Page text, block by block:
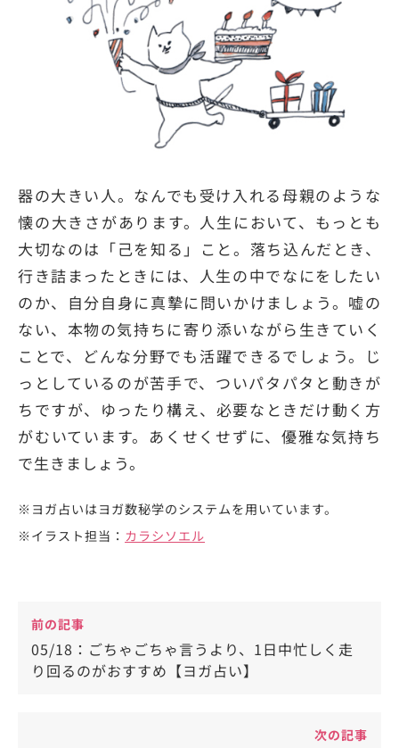
器の大きい人。なんでも受け入れる母親のような
懐の大きさがあります。人生において、もっとも
大切なのは「己を知る」こと。落ち込んだとき、
行き詰まったときには、人生の中でなにをしたい
のか、自分自身に真摯に問いかけましょう。嘘の
ない、本物の気持ちに寄り添いながら生きていく
ことで、どんな分野でも活躍できるでしょう。じ
っとしているのが苦手で、ついパタパタと動きが
ちですが、ゆったり構え、必要なときだけ動く方
がむいています。あくせくせずに、優雅な気持ち
で生きましょう。
※ヨガ占いはヨガ数秘学のシステムを用いています。
※イラスト担当： カラシソエル
前の記事
05/18：ごちゃごちゃ言うより、1日中忙しく走
り回るのがおすすめ【ヨガ占い】
次の記事